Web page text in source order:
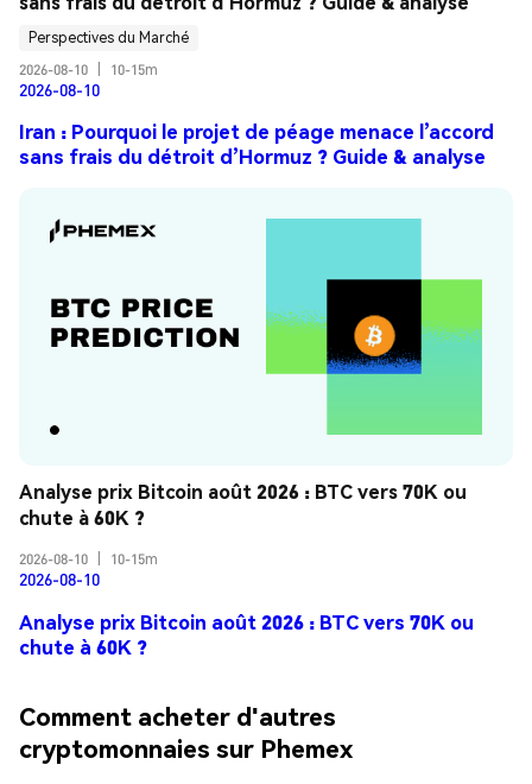
Perspectives du Marché
2026-08-10
10-15m
2026-08-10
Iran : Pourquoi le projet de péage menace l’accord
sans frais du détroit d’Hormuz ? Guide & analyse
Analyse prix Bitcoin août 2026 : BTC vers 70K ou
chute à 60K ?
2026-08-10 10-15m
2026-08-10
Analyse prix Bitcoin août 2026 : BTC vers 70K ou
chute à 60K ?
Comment acheter d'autres
cryptomonnaies sur Phemex